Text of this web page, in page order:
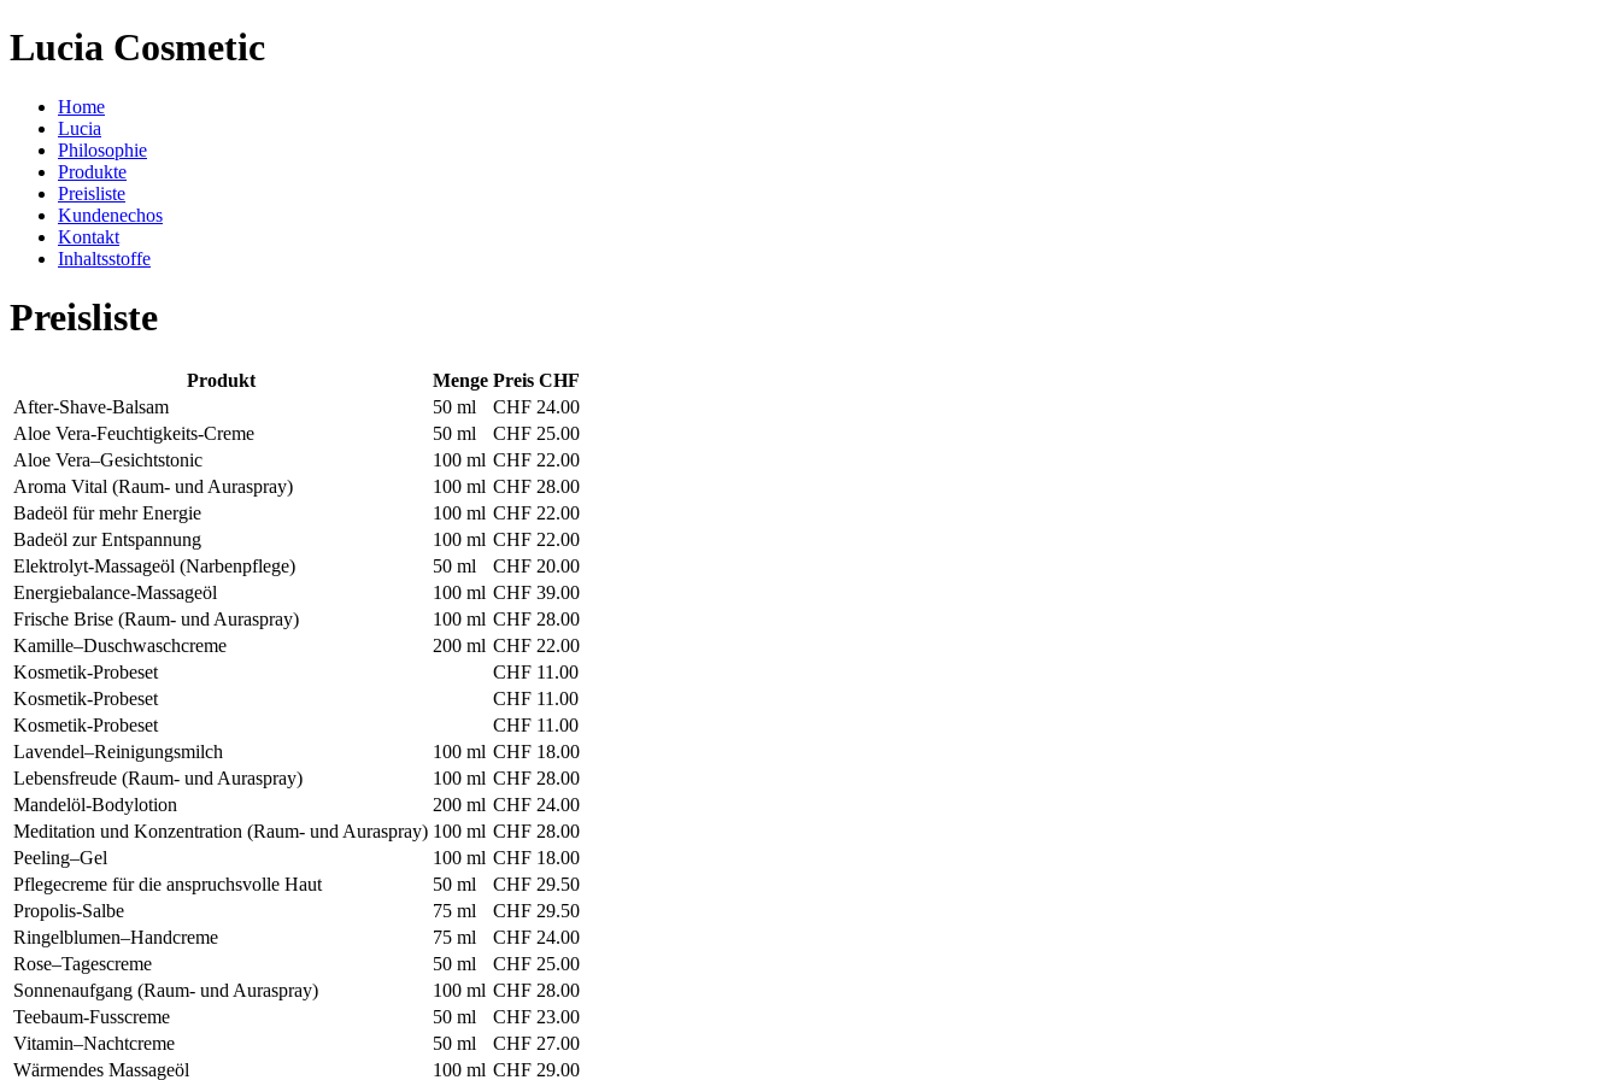
Lucia Cosmetic
Home
Lucia
Philosophie
Produkte
Preisliste
Kundenechos
Kontakt
Inhaltsstoffe
Preisliste
Produkt Menge Preis CHF
After-Shave-Balsam
50 ml
CHF 24.00
Aloe Vera-Feuchtigkeits-Creme
50 ml
CHF 25.00
Aloe Vera–Gesichtstonic
100 ml CHF 22.00
Aroma Vital (Raum- und Auraspray)
100 ml CHF 28.00
Badeöl für mehr Energie
100 ml CHF 22.00
Badeöl zur Entspannung
100 ml CHF 22.00
Elektrolyt-Massageöl (Narbenpflege)
50 ml
CHF 20.00
Energiebalance-Massageöl
100 ml CHF 39.00
Frische Brise (Raum- und Auraspray)
100 ml CHF 28.00
Kamille–Duschwaschcreme
200 ml CHF 22.00
Kosmetik-Probeset
CHF 11.00
Kosmetik-Probeset
CHF 11.00
Kosmetik-Probeset
CHF 11.00
Lavendel–Reinigungsmilch
100 ml CHF 18.00
Lebensfreude (Raum- und Auraspray)
100 ml CHF 28.00
Mandelöl-Bodylotion
200 ml CHF 24.00
Meditation und Konzentration (Raum- und Auraspray) 100 ml CHF 28.00
Peeling–Gel
100 ml CHF 18.00
Pflegecreme für die anspruchsvolle Haut
50 ml
CHF 29.50
Propolis-Salbe
75 ml
CHF 29.50
Ringelblumen–Handcreme
75 ml
CHF 24.00
Rose–Tagescreme
50 ml
CHF 25.00
Sonnenaufgang (Raum- und Auraspray)
100 ml CHF 28.00
Teebaum-Fusscreme
50 ml
CHF 23.00
Vitamin–Nachtcreme
50 ml
CHF 27.00
Wärmendes Massageöl
100 ml CHF 29.00